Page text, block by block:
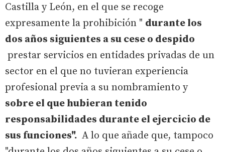
Castilla y León, en el que se recoge
expresamente la prohibición " durante los
dos años siguientes a su cese o despido
prestar servicios en entidades privadas de un
sector en el que no tuvieran experiencia
profesional previa a su nombramiento y
sobre el que hubieran tenido
responsabilidades durante el ejercicio de
sus funciones". A lo que añade que, tampoco